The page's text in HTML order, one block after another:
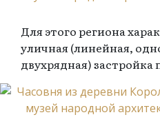
Для этого региона
уличная (линейная,
двухрядная) застройка